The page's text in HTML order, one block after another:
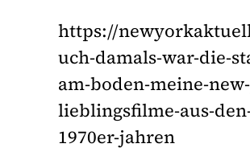
https://
uch-damals-war-die-
am-boden-meine-
lieblingsfilme-aus-
1970er-jahren